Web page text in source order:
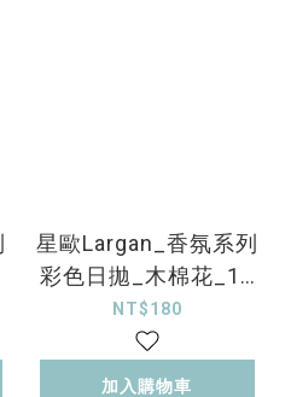
星歐Largan_香氛系列
彩色日拋_木棉花_10
片裝
NT$180
加入購物車